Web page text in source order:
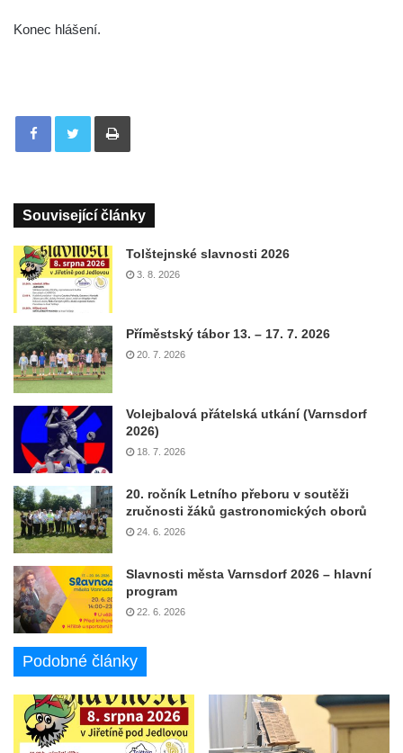
Konec hlášení.
Tisknout
Související články
Tolštejnské slavnosti 2026
3. 8. 2026
Příměstský tábor 13. – 17. 7. 2026
20. 7. 2026
Volejbalová přátelská utkání (Varnsdorf
2026)
18. 7. 2026
20. ročník Letního přeboru v soutěži
zručnosti žáků gastronomických oborů
24. 6. 2026
Slavnosti města Varnsdorf 2026 – hlavní
program
22. 6. 2026
Podobné články